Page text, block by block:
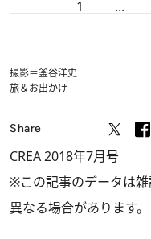
1 ...
撮影＝釜谷洋史
旅＆お出かけ
Share
CREA 2018年7月号
※この記事のデータは
異なる場合があります。